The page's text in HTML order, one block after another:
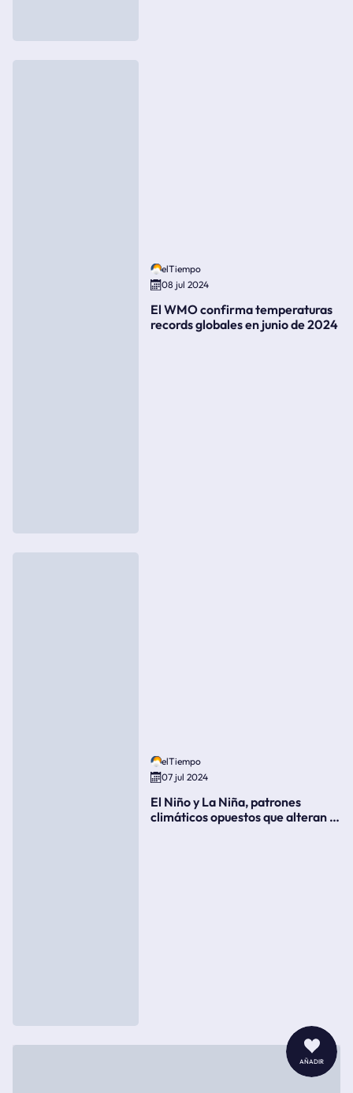
añadir
elTiempo
08 jul 2024
El WMO confirma temperaturas
records globales en junio de 2024
elTiempo
07 jul 2024
El Niño y La Niña, patrones
climáticos opuestos que alteran la